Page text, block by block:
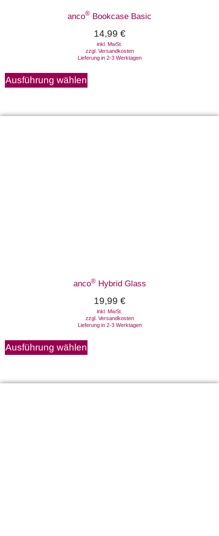
anco® Bookcase Basic
14,99 €
inkl. MwSt.
zzgl. Versandkosten
Lieferung in 2-3 Werktagen
Ausführung wählen
anco®Hybrid Glass
19,99 €
inkl. MwSt.
zzgl. Versandkosten
Lieferung in 2-3 Werktagen
Ausführung wählen